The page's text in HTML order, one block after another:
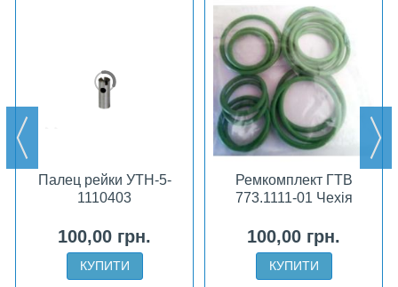
Палец рейки УТН-5-
1110403
100,00 грн.
КУПИТИ
Ремкомплект ГТВ
773.1111-01 Чехія
100,00 грн.
КУПИТИ